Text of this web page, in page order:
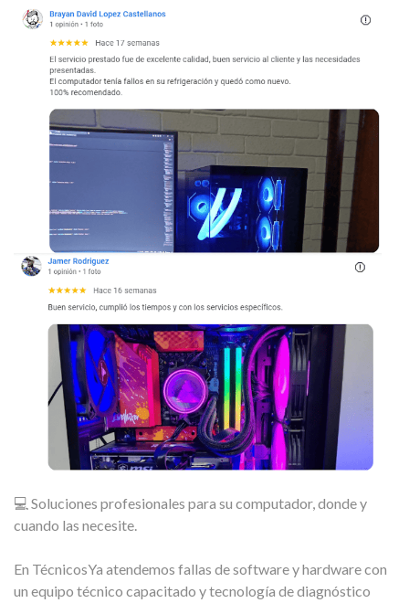
💻 Soluciones profesionales para su computador, donde y
cuando las necesite.
En TécnicosYa atendemos fallas de software y hardware con
un equipo técnico capacitado y tecnología de diagnóstico